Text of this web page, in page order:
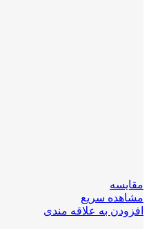
مقایسه
مشاهده سریع
افزودن به علاقه مندی